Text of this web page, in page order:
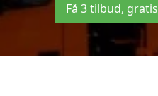
Få 3 tilbud,